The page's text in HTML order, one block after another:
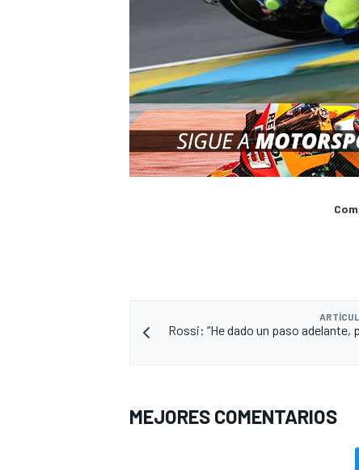
Rossi: “He dado un paso adelante,
MEJORES COMENTARIOS